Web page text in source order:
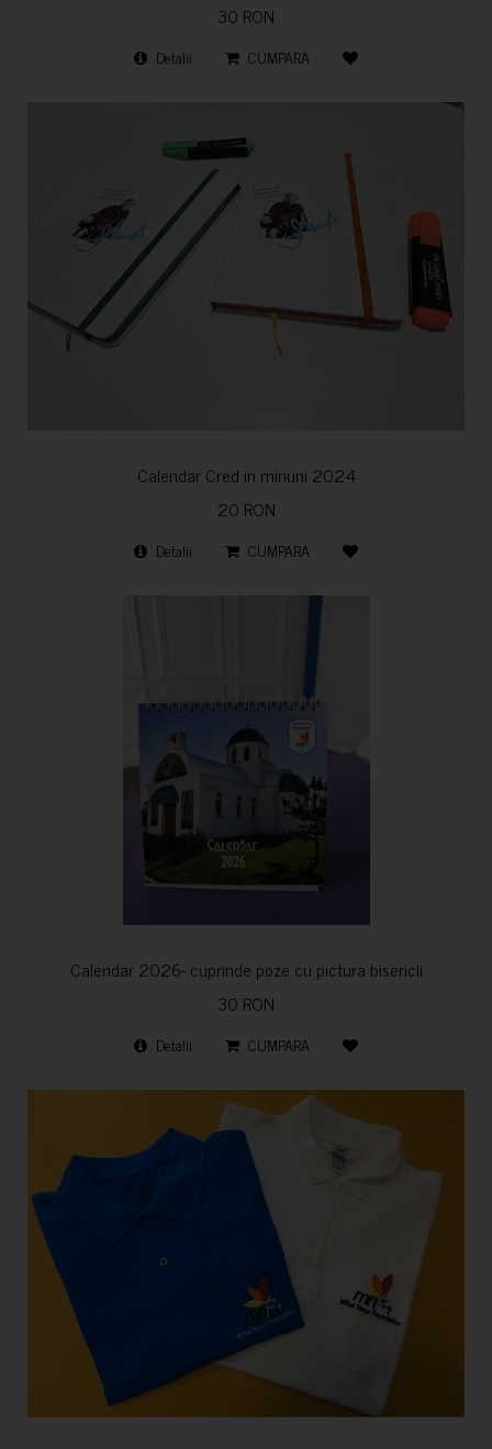
30 RON
Detalii CUMPARA
Calendar Cred in minuni 2024
20 RON
Detalii CUMPARA
Calendar 2026- cuprinde poze cu pictura bisericii
30 RON
Detalii CUMPARA